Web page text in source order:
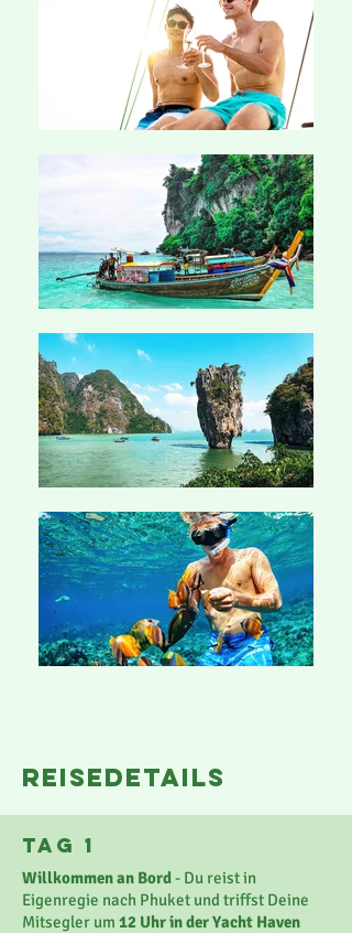
reisedetails
Tag 1
Willkommen an Bord- Du reist in
Eigenregie nach Phuket und triffst Deine
Mitsegler um 12 Uhr in der Yacht Haven